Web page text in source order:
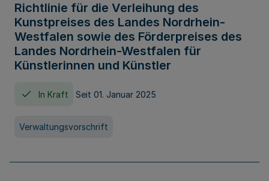
Richtlinie für die Verleihung des
Kunstpreises des Landes Nordrhein-
Westfalen sowie des Förderpreises des
Landes Nordrhein-Westfalen für
Künstlerinnen und Künstler
In Kraft Seit 01. Januar 2025
Verwaltungsvorschrift